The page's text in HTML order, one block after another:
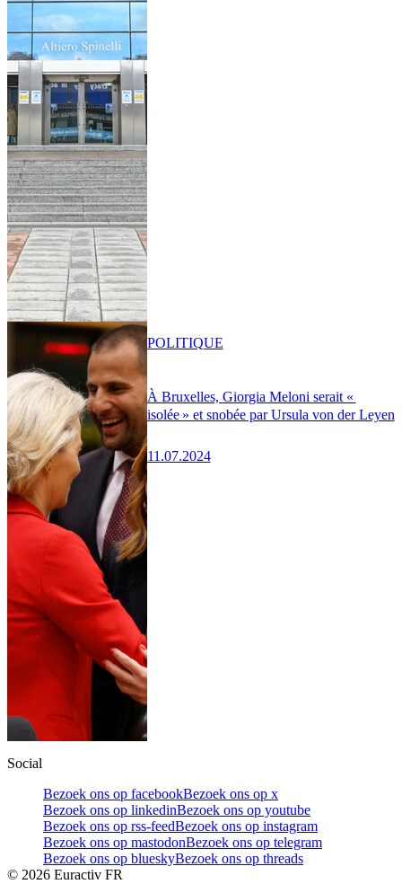
À Bruxelles, Giorgia Meloni serait «
isolée » et snobée par Ursula von der Leyen
11.07.2024
POLITIQUE
Social
Bezoek ons op facebookBezoek ons op x
Bezoek ons op linkedinBezoek ons op youtube
Bezoek ons op rss-feedBezoek ons op instagram
Bezoek ons op mastodonBezoek ons op telegram
Bezoek ons op blueskyBezoek ons op threads
© 2026 Euractiv FR